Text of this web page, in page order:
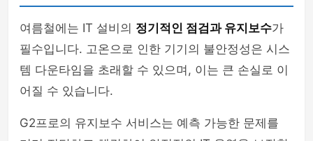
여름철에는 IT 설비의 정기적인 점검과 유지보수가
필수입니다. 고온으로 인한 기기의 불안정성은 시스
템 다운타임을 초래할 수 있으며, 이는 큰 손실로 이
어질 수 있습니다.
G2프로의 유지보수 서비스는 예측 가능한 문제를